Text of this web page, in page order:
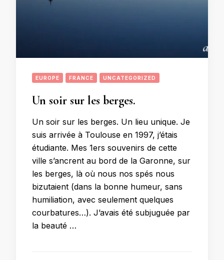
EUROPE FRANCE UNCATEGORIZED
Un soir sur les berges.
Un soir sur les berges. Un lieu unique. Je
suis arrivée à Toulouse en 1997, j’étais
étudiante. Mes 1ers souvenirs de cette
ville s’ancrent au bord de la Garonne, sur
les berges, là où nous nos spés nous
bizutaient (dans la bonne humeur, sans
humiliation, avec seulement quelques
courbatures…). J’avais été subjuguée par
la beauté …